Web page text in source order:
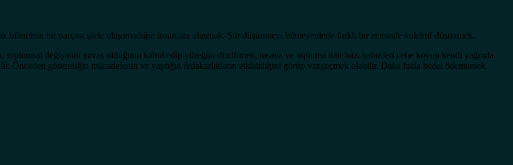
bir parçası şiirle ulaşamadığın insanlara ulaşmak. Şiir düşünmeyi bilmeyenlerle farklı bir zeminde kolektif düşünmek.
toplumsal değişimin yavaş olduğunu kabul edip yüreğini dindirmek, insana ve topluma dair bazı kabulleri cebe koyup kendi yağında
Önceden gösterdiğin mücadelenin ve yaptığın fedakarlıkların etkisizliğini görüp vazgeçmek olabilir. Daha fazla bedel ödememek